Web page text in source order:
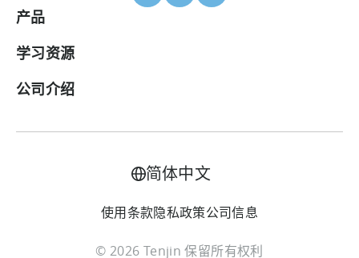
产品
移动归因
合作伙伴
全渠道成本汇总
学习资源
博客
公司介绍
简体中文
使用条款隐私政策公司信息
© 2026 Tenjin 保留所有权利